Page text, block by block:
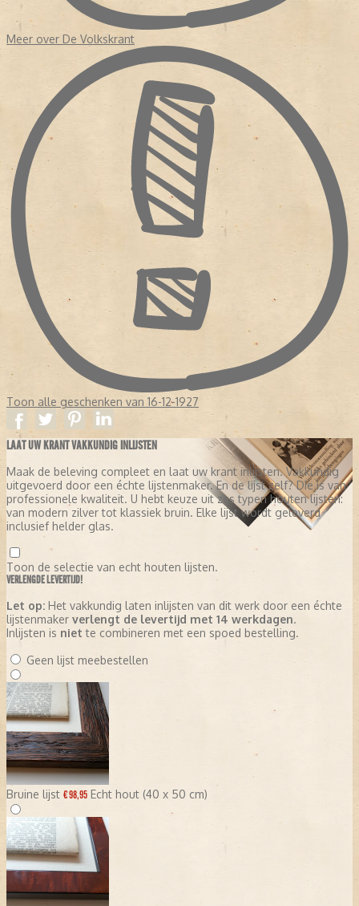
Meer over De Volkskrant
Toon alle geschenken van 16-12-1927
LAAT UW KRANT VAKKUNDIG INLIJSTEN
Maak de beleving compleet en laat uw krant inlijsten. Vakkundig
uitgevoerd door een échte lijstenmaker. En de lijst zelf? Die is van
professionele kwaliteit. U hebt keuze uit zes typen houten lijsten:
van modern zilver tot klassiek bruin. Elke lijst wordt geleverd
inclusief helder glas.
Toon de selectie van echt houten lijsten.
VERLENGDE LEVERTIJD!
Let op: Het vakkundig laten inlijsten van dit werk door een échte
lijstenmaker verlengt de levertijd met 14 werkdagen.
Inlijsten is niet te combineren met een spoed bestelling.
Geen lijst meebestellen
Bruine lijst € 98,95 Echt hout (40 x 50 cm)